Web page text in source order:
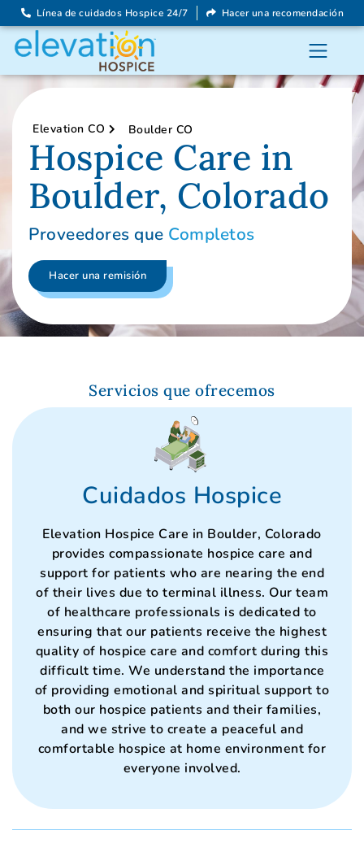
Línea de cuidados Hospice 24/7 Hacer una recomendación
Elevation CO Boulder CO
Hospice Care in
Boulder, Colorado
Proveedores que Completos
Hacer una remisión
Servicios que ofrecemos
Cuidados Hospice
Elevation Hospice Care in Boulder, Colorado
provides compassionate hospice care and
support for patients who are nearing the end
of their lives due to terminal illness. Our team
of healthcare professionals is dedicated to
ensuring that our patients receive the highest
quality of hospice care and comfort during this
difficult time. We understand the importance
of providing emotional and spiritual support to
both our hospice patients and their families,
and we strive to create a peaceful and
comfortable hospice at home environment for
everyone involved.